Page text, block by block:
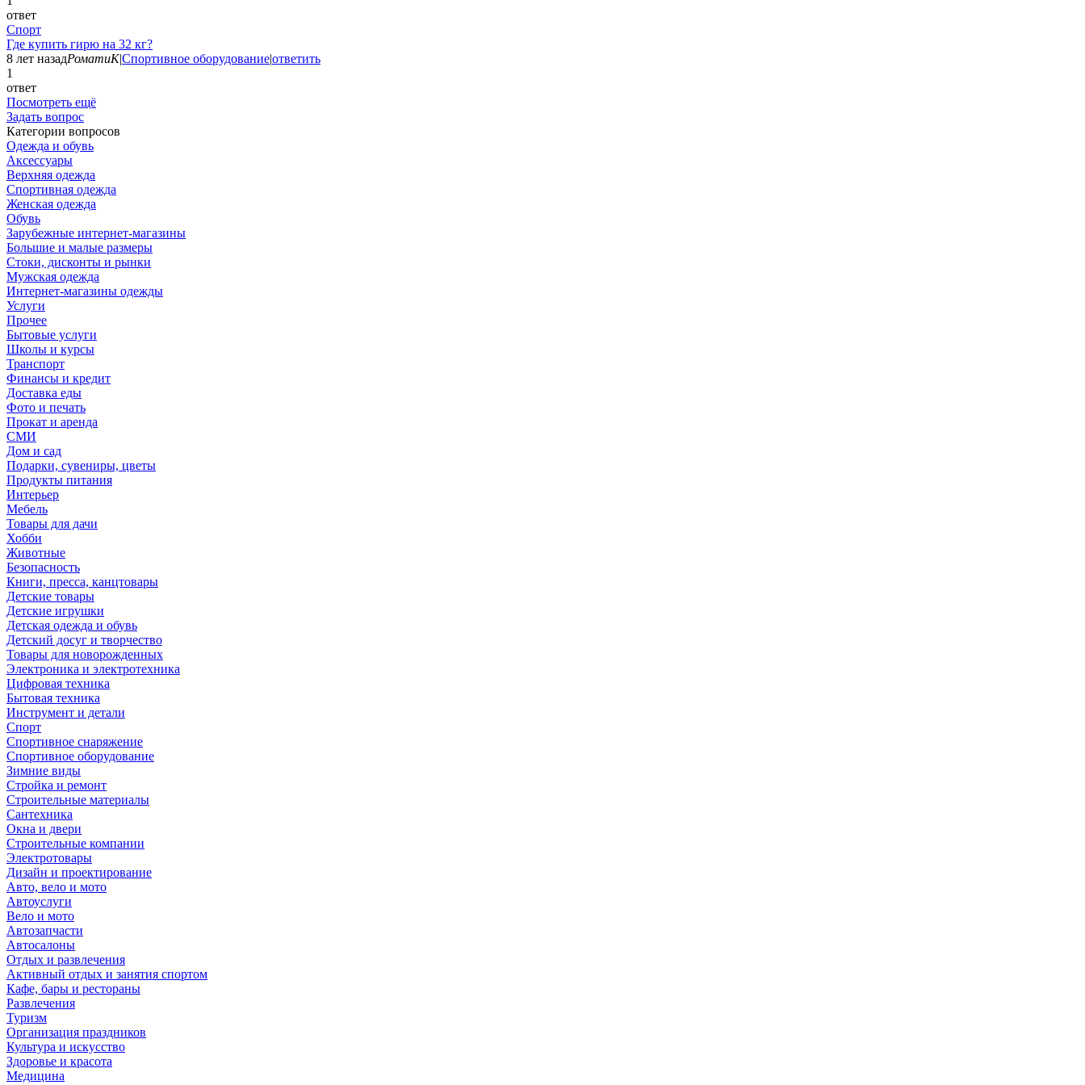
ответ
Спорт
Где купить гирю на 32 кг?
8 лет назадРоматиК|Спортивное оборудование|ответить
1
ответ
Посмотреть ещё
Задать вопрос
Категории вопросов
Одежда и обувь
Аксессуары
Верхняя одежда
Спортивная одежда
Женская одежда
Обувь
Зарубежные интернет-магазины
Большие и малые размеры
Стоки, дисконты и рынки
Мужская одежда
Интернет-магазины одежды
Услуги
Прочее
Бытовые услуги
Школы и курсы
Транспорт
Финансы и кредит
Доставка еды
Фото и печать
Прокат и аренда
СМИ
Дом и сад
Подарки, сувениры, цветы
Продукты питания
Интерьер
Мебель
Товары для дачи
Хобби
Животные
Безопасность
Книги, пресса, канцтовары
Детские товары
Детские игрушки
Детская одежда и обувь
Детский досуг и творчество
Товары для новорожденных
Электроника и электротехника
Цифровая техника
Бытовая техника
Инструмент и детали
Спорт
Спортивное снаряжение
Спортивное оборудование
Зимние виды
Стройка и ремонт
Строительные материалы
Сантехника
Окна и двери
Строительные компании
Электротовары
Дизайн и проектирование
Авто, вело и мото
Автоуслуги
Вело и мото
Автозапчасти
Автосалоны
Отдых и развлечения
Активный отдых и занятия спортом
Кафе, бары и рестораны
Развлечения
Туризм
Организация праздников
Культура и искусство
Здоровье и красота
Медицина